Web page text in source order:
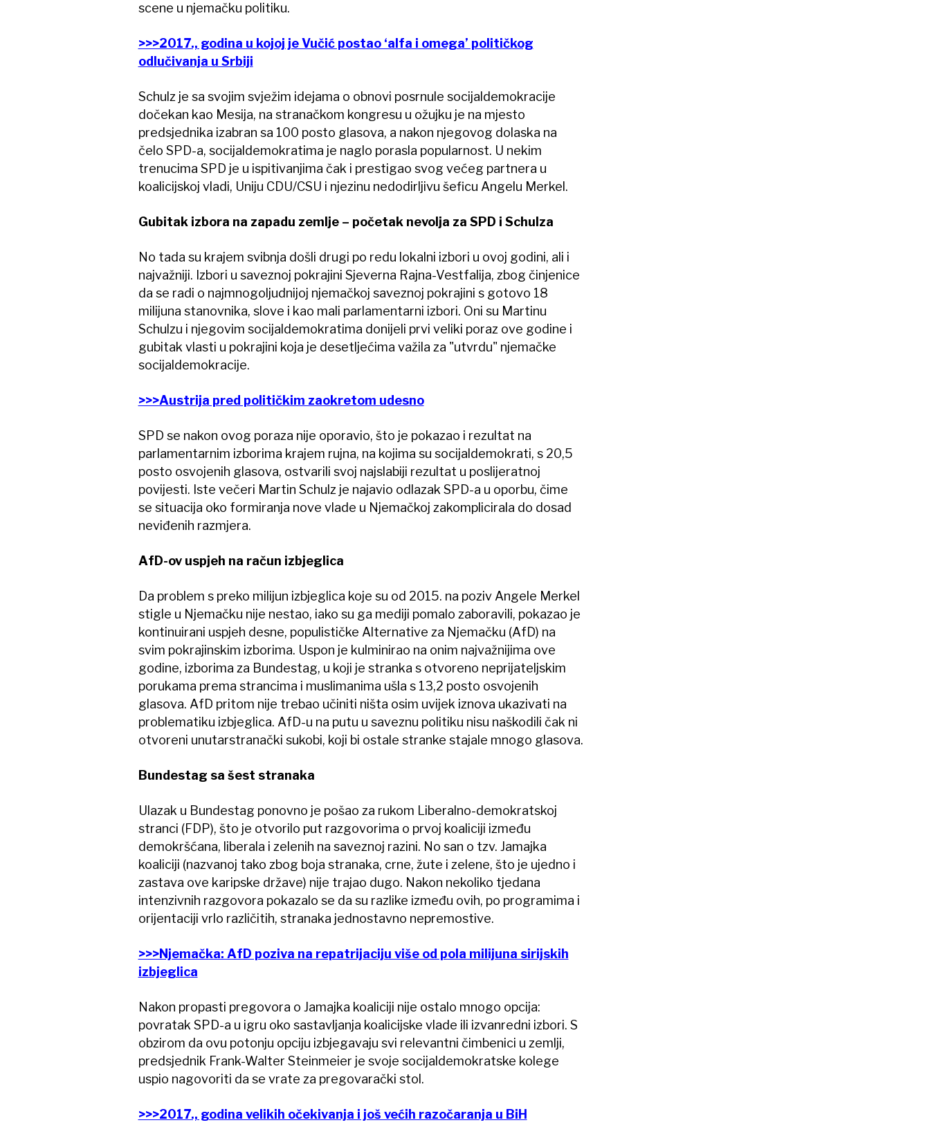
scene u njemačku politiku.
>>>2017., godina u kojoj je Vučić postao ‘alfa i omega’ političkog
odlučivanja u Srbiji
Schulz je sa svojim svježim idejama o obnovi posrnule socijaldemokracije
dočekan kao Mesija, na stranačkom kongresu u ožujku je na mjesto
predsjednika izabran sa 100 posto glasova, a nakon njegovog dolaska na
čelo SPD-a, socijaldemokratima je naglo porasla popularnost. U nekim
trenucima SPD je u ispitivanjima čak i prestigao svog većeg partnera u
koalicijskoj vladi, Uniju CDU/CSU i njezinu nedodirljivu šeficu Angelu Merkel.
Gubitak izbora na zapadu zemlje – početak nevolja za SPD i Schulza
No tada su krajem svibnja došli drugi po redu lokalni izbori u ovoj godini, ali i
najvažniji. Izbori u saveznoj pokrajini Sjeverna Rajna-Vestfalija, zbog činjenice
da se radi o najmnogoljudnijoj njemačkoj saveznoj pokrajini s gotovo 18
milijuna stanovnika, slove i kao mali parlamentarni izbori. Oni su Martinu
Schulzu i njegovim socijaldemokratima donijeli prvi veliki poraz ove godine i
gubitak vlasti u pokrajini koja je desetljećima važila za "utvrdu" njemačke
socijaldemokracije.
>>>Austrija pred političkim zaokretom udesno
SPD se nakon ovog poraza nije oporavio, što je pokazao i rezultat na
parlamentarnim izborima krajem rujna, na kojima su socijaldemokrati, s 20,5
posto osvojenih glasova, ostvarili svoj najslabiji rezultat u poslijeratnoj
povijesti. Iste večeri Martin Schulz je najavio odlazak SPD-a u oporbu, čime
se situacija oko formiranja nove vlade u Njemačkoj zakomplicirala do dosad
neviđenih razmjera.
AfD-ov uspjeh na račun izbjeglica
Da problem s preko milijun izbjeglica koje su od 2015. na poziv Angele Merkel
stigle u Njemačku nije nestao, iako su ga mediji pomalo zaboravili, pokazao je
kontinuirani uspjeh desne, populističke Alternative za Njemačku (AfD) na
svim pokrajinskim izborima. Uspon je kulminirao na onim najvažnijima ove
godine, izborima za Bundestag, u koji je stranka s otvoreno neprijateljskim
porukama prema strancima i muslimanima ušla s 13,2 posto osvojenih
glasova. AfD pritom nije trebao učiniti ništa osim uvijek iznova ukazivati na
problematiku izbjeglica. AfD-u na putu u saveznu politiku nisu naškodili čak ni
otvoreni unutarstranački sukobi, koji bi ostale stranke stajale mnogo glasova.
Bundestag sa šest stranaka
Ulazak u Bundestag ponovno je pošao za rukom Liberalno-demokratskoj
stranci (FDP), što je otvorilo put razgovorima o prvoj koaliciji između
demokršćana, liberala i zelenih na saveznoj razini. No san o tzv. Jamajka
koaliciji (nazvanoj tako zbog boja stranaka, crne, žute i zelene, što je ujedno i
zastava ove karipske države) nije trajao dugo. Nakon nekoliko tjedana
intenzivnih razgovora pokazalo se da su razlike između ovih, po programima i
orijentaciji vrlo različitih, stranaka jednostavno nepremostive.
>>>Njemačka: AfD poziva na repatrijaciju više od pola milijuna sirijskih
izbjeglica
Nakon propasti pregovora o Jamajka koaliciji nije ostalo mnogo opcija:
povratak SPD-a u igru oko sastavljanja koalicijske vlade ili izvanredni izbori. S
obzirom da ovu potonju opciju izbjegavaju svi relevantni čimbenici u zemlji,
predsjednik Frank-Walter Steinmeier je svoje socijaldemokratske kolege
uspio nagovoriti da se vrate za pregovarački stol.
>>>2017., godina velikih očekivanja i još većih razočaranja u BiH